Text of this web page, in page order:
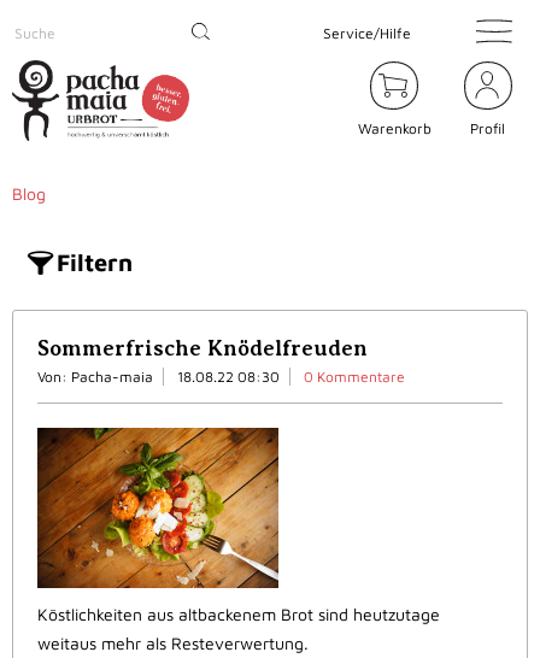
Service/Hilfe
Warenkorb Profil
Blog
Filtern
Sommerfrische Knödelfreuden
Von: Pacha-maia 18.08.22 08:30 0 Kommentare
Köstlichkeiten aus altbackenem Brot sind heutzutage
weitaus mehr als Resteverwertung.